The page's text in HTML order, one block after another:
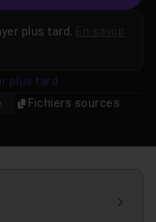
Fichiers sources
plus tard.
plus tard